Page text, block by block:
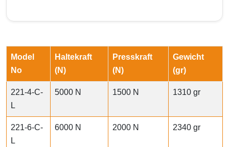
Model
No
Haltekraft
(N)
Presskraft
(N)
Gewicht
(gr)
221-4-C-
L
5000 N 1500 N 1310 gr
221-6-C-
L
6000 N 2000 N 2340 gr